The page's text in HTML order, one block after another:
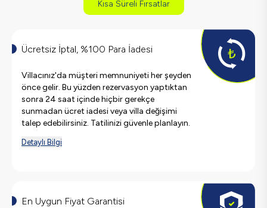
Kısa Süreli Fırsatlar
Ücretsiz İptal, %100 Para İadesi
Villacınız'da müşteri memnuniyeti her şeyden
önce gelir. Bu yüzden rezervasyon yaptıktan
sonra 24 saat içinde hiçbir gerekçe
sunmadan ücret iadesi veya villa değişimi
talep edebilirsiniz. Tatilinizi güvenle planlayın.
Detaylı Bilgi
En Uygun Fiyat Garantisi